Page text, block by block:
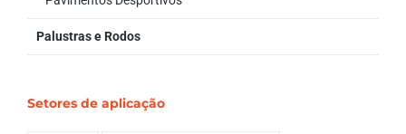
Palustras e Rodos
Setores de aplicação